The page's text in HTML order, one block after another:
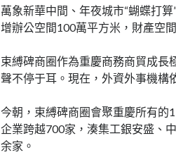
萬象新華中間、年夜城市“蝴蝶打
增辦公空間100萬平方米，財產空
束縛碑商圈作為重慶商務商貿成長
聲不停于耳。現在，外資外事機構
今朝，束縛碑商圈會聚重慶所有的
企業跨越700家，湊集工銀安盛、
余家。